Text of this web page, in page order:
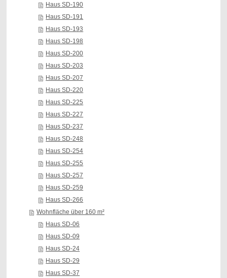
Haus SD-190
Haus SD-191
Haus SD-193
Haus SD-198
Haus SD-200
Haus SD-203
Haus SD-207
Haus SD-220
Haus SD-225
Haus SD-227
Haus SD-237
Haus SD-248
Haus SD-254
Haus SD-255
Haus SD-257
Haus SD-259
Haus SD-266
Wohnfläche über 160 m²
Haus SD-06
Haus SD-09
Haus SD-24
Haus SD-29
Haus SD-37